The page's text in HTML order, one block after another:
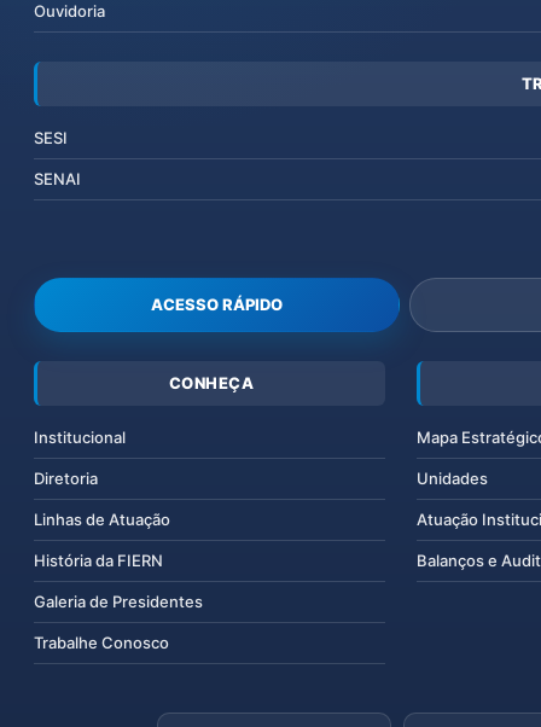
Ouvidoria
SESI
SENAI
ACESSO RÁPIDO
CONHEÇA
Institucional
Diretoria
Linhas de Atuação
História da FIERN
Galeria de Presidentes
Trabalhe Conosco
Mapa
Unidades
Atuação
Balanços e